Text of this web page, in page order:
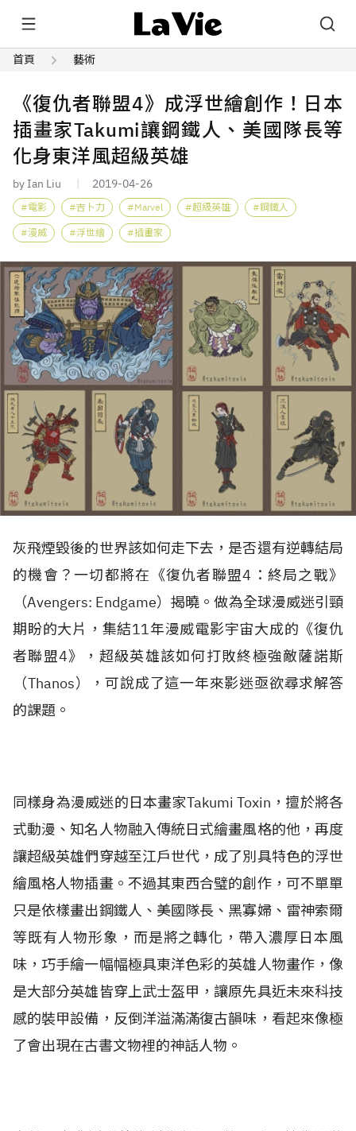
首頁 藝術
《復仇者聯盟4》成浮世繪創作！日本
插畫家Takumi讓鋼鐵人、美國隊長等
化身東洋風超級英雄
by Ian Liu 2019-04-26
電影 吉卜力 Marvel 超級英雄 鋼鐵人
漫威 浮世繪 插畫家
灰飛煙毀後的世界該如何走下去，是否還有逆轉結局
的機會？一切都將在《復仇者聯盟4：終局之戰》
（Avengers: Endgame）揭曉。做為全球漫威迷引頸
期盼的大片，集結11年漫威電影宇宙大成的《復仇
者聯盟4》，超級英雄該如何打敗終極強敵薩諾斯
（Thanos），可說成了這一年來影迷亟欲尋求解答
的課題。
同樣身為漫威迷的日本畫家Takumi Toxin，擅於將各
式動漫、知名人物融入傳統日式繪畫風格的他，再度
讓超級英雄們穿越至江戶世代，成了別具特色的浮世
繪風格人物插畫。不過其東西合璧的創作，可不單單
只是依樣畫出鋼鐵人、美國隊長、黑寡婦、雷神索爾
等既有人物形象，而是將之轉化，帶入濃厚日本風
味，巧手繪一幅幅極具東洋色彩的英雄人物畫作，像
是大部分英雄皆穿上武士盔甲，讓原先具近未來科技
感的裝甲設備，反倒洋溢滿滿復古韻味，看起來像極
了會出現在古書文物裡的神話人物。